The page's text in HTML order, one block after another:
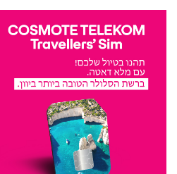
צריכים עזרה? המלצה? משהו לא ברור? השאירו
נקח את זה משם עד לחופשה שלכם ביוון.